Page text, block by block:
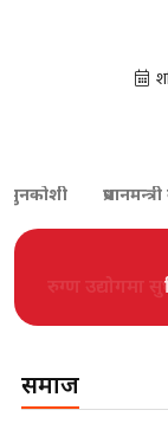
प्रधानमन्त्री
समाज